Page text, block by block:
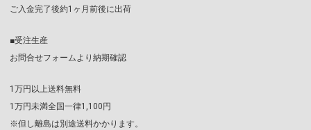
ご入金完了後約1ヶ月前後に出荷
■受注生産
お問合せフォームより納期確認
1万円以上送料無料
1万円未満全国一律1,100円
※但し離島は別途送料かかります。